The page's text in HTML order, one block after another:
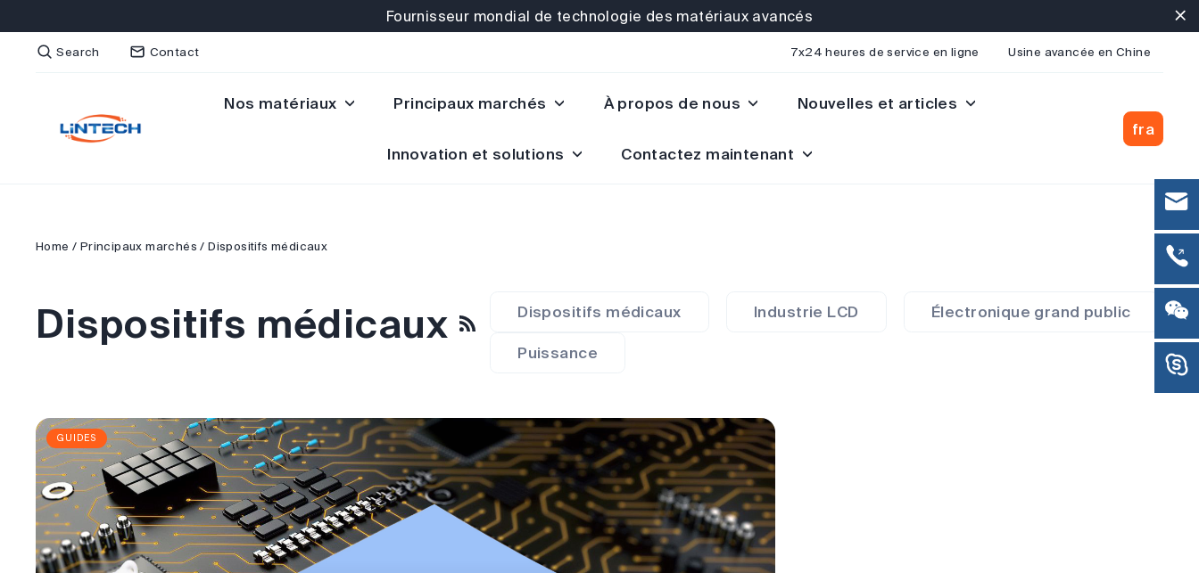
to
content
Fournisseur mondial de technologie des matériaux avancés
Search Contact 7x24 heures de service en ligne Usine avancée en Chine
Nos matériaux Principaux marchés À propos de nous Nouvelles et articles
Innovation et solutions Contactez maintenant
fra
Home / Principaux marchés / Dispositifs médicaux
Dispositifs médicaux RSS
Dispositifs médicaux Industrie LCD Électronique grand public
Puissance
GUIDES